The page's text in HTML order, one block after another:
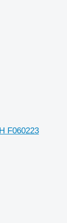
F060223